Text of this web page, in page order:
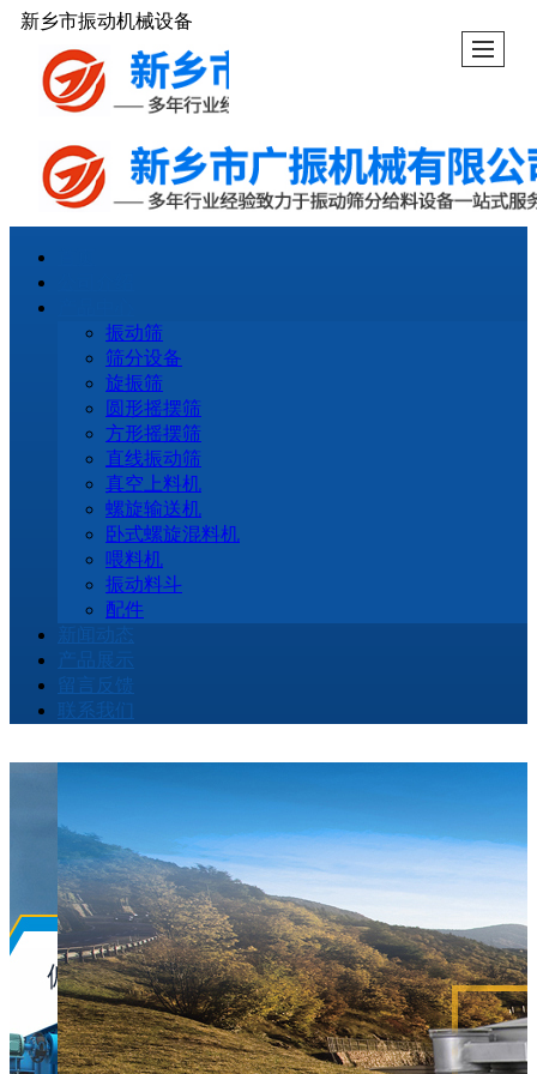
新乡市振动机械设备
振动筛
筛分设备
旋振筛
圆形摇摆筛
方形摇摆筛
直线振动筛
真空上料机
螺旋输送机
卧式螺旋混料机
喂料机
振动料斗
配件
新闻动态
产品展示
留言反馈
联系我们